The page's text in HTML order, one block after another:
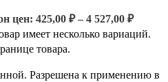
цен: 425,00 ₽ – 4 527,00 ₽
имеет несколько вариаций.
товара.
Разрешена к применению в